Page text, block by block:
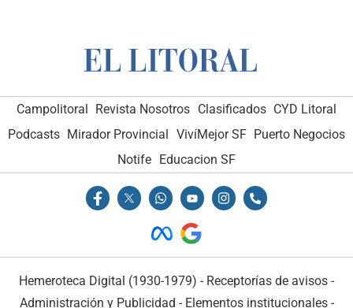
Campolitoral Revista Nosotros Clasificados CYD Litoral
Podcasts Mirador Provincial VivíMejor SF Puerto Negocios
Notife
Educacion SF
Hemeroteca Digital (1930-1979) - Receptorías de avisos -
Administración y Publicidad - Elementos institucionales-